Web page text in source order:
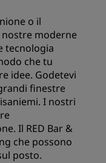
o il
nostre moderne
tecnologia
che tu
idee. Godetevi
finestre
I nostri
Il RED Bar &
che possono
posto.